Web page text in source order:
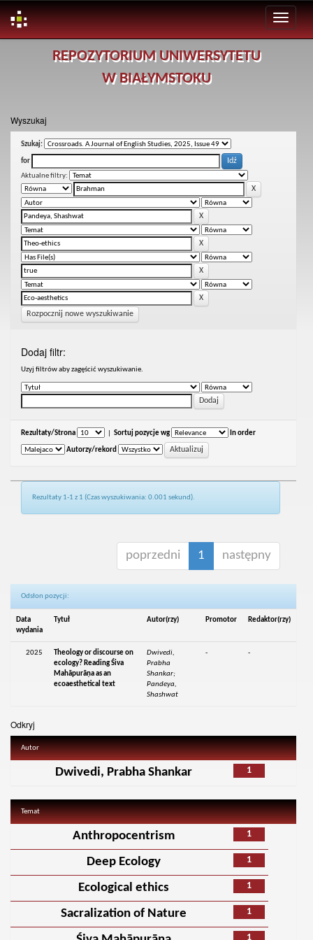
REPOZYTORIUM UNIWERSYTETU
W BIAŁYMSTOKU
Wyszukaj
Szukaj:
for
Aktualne filtry:
Rozpocznij nowe wyszukiwanie
Dodaj filtr:
Uzyj filtrów aby zagęścić wyszukiwanie.
Rezultaty/Strona Sortuj pozycje wg In order
Autorzy/rekord
Rezultaty 1-1 z 1 (Czas wyszukiwania: 0.001 sekund).
poprzedni 1 następny
Odsłon pozycji:
Data
wydania
Tytuł Autor(rzy) Promotor Redaktor(rzy)
2025
Theology or discourse on
ecology? Reading Śiva
Mahāpurāṇa as an
ecoaesthetical text
Dwivedi,
Prabha
Shankar;
Pandeya,
Shashwat
- -
Odkryj
Autor
1
Dwivedi, Prabha Shankar
Temat
1
Anthropocentrism
1
Deep Ecology
1
Ecological ethics
1
Sacralization of Nature
1